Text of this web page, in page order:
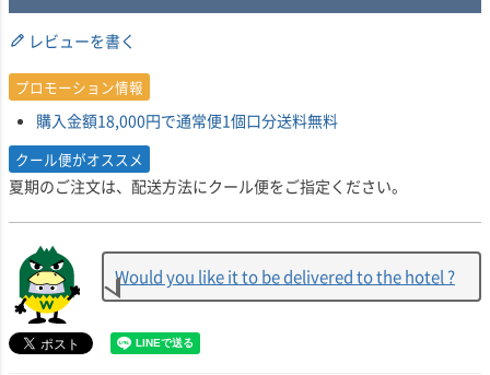
レビューを書く
プロモーション情報
購入金額18,000円で通常便1個口分送料無料
クール便がオススメ
夏期のご注文は、配送方法にクール便をご指定ください。
Would you like it to be delivered to the hotel ?